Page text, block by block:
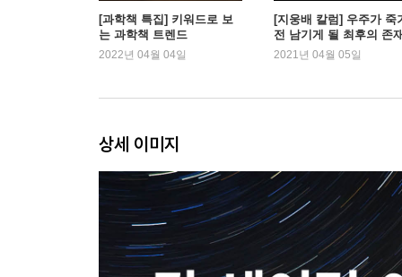
[과학책 특집] 키워드로 보
는 과학책 트렌드
2022년 04월 04일
[지웅배 칼럼] 우주가 죽
전 남기게 될 최후의 존
는?
2021년 04월 05일
상세 이미지